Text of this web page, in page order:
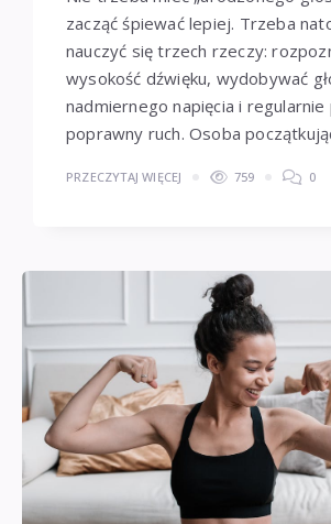
zacząć śpiewać lepiej. Trzeba
nauczyć się trzech rzeczy:
wysokość dźwięku, wydobywać
nadmiernego napięcia i
poprawny ruch. Osoba
PRZECZYTAJ WIĘCEJ 759 0